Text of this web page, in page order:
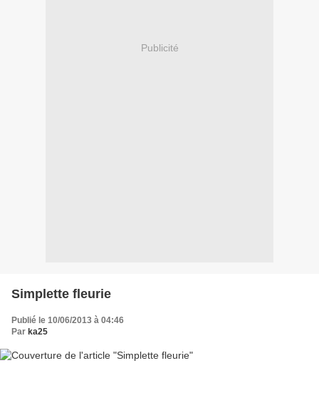
Publicité
Simplette fleurie
Publié le 10/06/2013 à 04:46
Par ka25